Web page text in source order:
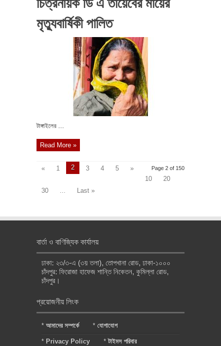
মৃত্যুবার্ষিকী পালিত
টাঙ্গাইলের ...
Read More »
Page 2 of 150
« 1 2 3 4 5
»
10
20
30
Last »
বার্তা ও বাণিজ্যিক কার্যালয়
ঢাকা: ২৩/৩-এ (৩য় তলা), তোপখানা রোড, ঢাকা-১০০০
চাঁদপুর: ফিরোজা হাফেজ শান্তি নিকেতন, কুমিল্লা রোড,
চাঁদপুর।
প্রয়োজনীয় লিংক
* আমাদের সম্পর্কে * যোগাযোগ
* Privacy Policy *টাইমস পরিবার